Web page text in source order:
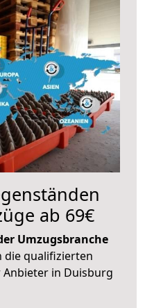
ab 69€
Umzugsbranche
die qualifizierten
in Duisburg